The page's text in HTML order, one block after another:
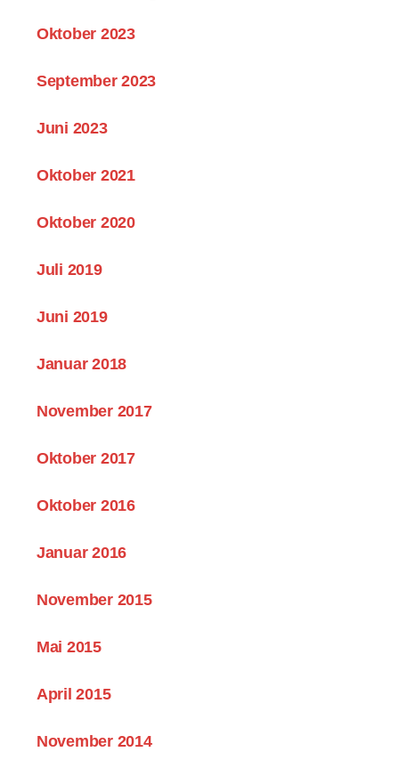
Oktober 2023
September 2023
Juni 2023
Oktober 2021
Oktober 2020
Juli 2019
Juni 2019
Januar 2018
November 2017
Oktober 2017
Oktober 2016
Januar 2016
November 2015
Mai 2015
April 2015
November 2014